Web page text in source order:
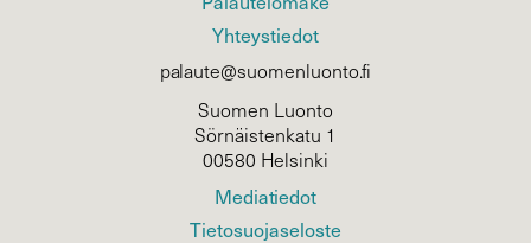
Yhteystiedot
palaute@suomenluonto.fi
Suomen Luonto
Sörnäistenkatu 1
00580 Helsinki
Mediatiedot
Tietosuojaseloste